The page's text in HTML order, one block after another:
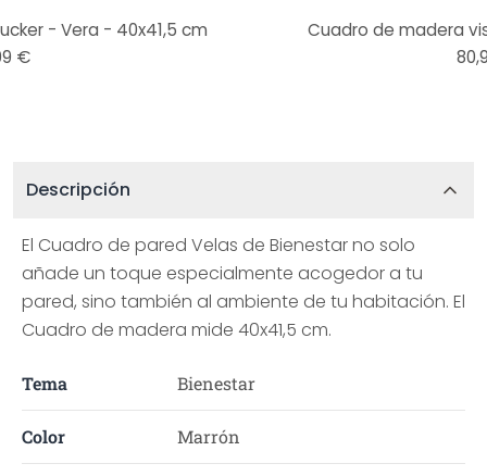
- Vera - 40x41,5 cm
€
Cuadro de madera
Descripción
El Cuadro de pared Velas de Bienestar no solo
añade un toque especialmente acogedor a tu
pared, sino también al ambiente de tu habitación. El
Cuadro de madera mide 40x41,5 cm.
Tema Bienestar
Color Marrón